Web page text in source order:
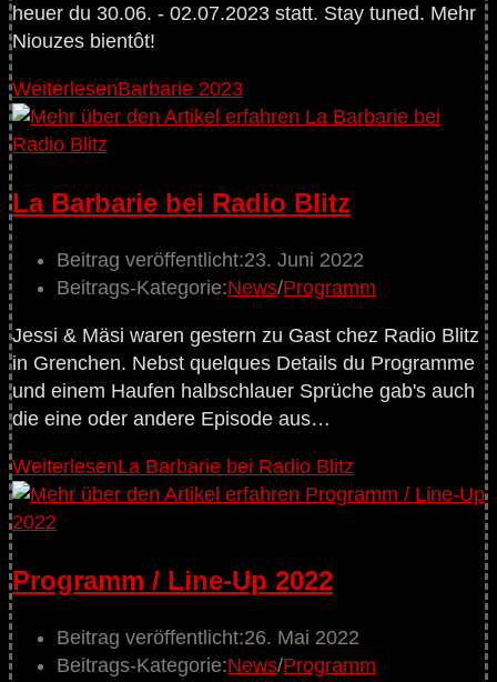
heuer du 30.06. - 02.07.2023 statt. Stay tuned. Mehr
Niouzes bientôt!
WeiterlesenBarbarie 2023
La Barbarie bei Radio Blitz
Beitrag veröffentlicht:23. Juni 2022
Beitrags-Kategorie:News/Programm
Jessi & Mäsi waren gestern zu Gast chez Radio Blitz
in Grenchen. Nebst quelques Details du Programme
und einem Haufen halbschlauer Sprüche gab's auch
die eine oder andere Episode aus…
WeiterlesenLa Barbarie bei Radio Blitz
Programm / Line-Up 2022
Beitrag veröffentlicht:26. Mai 2022
Beitrags-Kategorie:News/Programm